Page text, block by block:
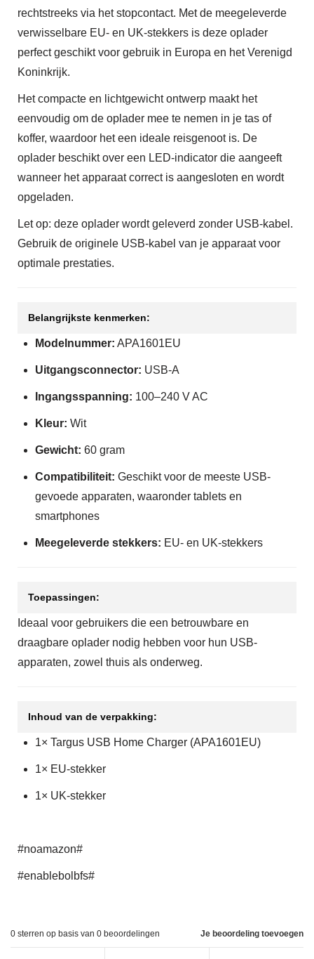
rechtstreeks via het stopcontact. Met de meegeleverde
verwisselbare EU- en UK-stekkers is deze oplader
perfect geschikt voor gebruik in Europa en het Verenigd
Koninkrijk.
Het compacte en lichtgewicht ontwerp maakt het
eenvoudig om de oplader mee te nemen in je tas of
koffer, waardoor het een ideale reisgenoot is. De
oplader beschikt over een LED-indicator die aangeeft
wanneer het apparaat correct is aangesloten en wordt
opgeladen.
Let op: deze oplader wordt geleverd zonder USB-kabel.
Gebruik de originele USB-kabel van je apparaat voor
optimale prestaties.
Belangrijkste kenmerken:
Modelnummer: APA1601EU
Uitgangsconnector: USB-A
Ingangsspanning: 100–240 V AC
Kleur: Wit
Gewicht: 60 gram
Compatibiliteit: Geschikt voor de meeste USB-
gevoede apparaten, waaronder tablets en
smartphones
Meegeleverde stekkers: EU- en UK-stekkers
Toepassingen:
Ideaal voor gebruikers die een betrouwbare en
draagbare oplader nodig hebben voor hun USB-
apparaten, zowel thuis als onderweg.
Inhoud van de verpakking:
1× Targus USB Home Charger (APA1601EU)
1× EU-stekker
1× UK-stekker
#noamazon#
#enablebolbfs#
Je beoordeling toevoegen
0 sterren op basis van 0 beoordelingen